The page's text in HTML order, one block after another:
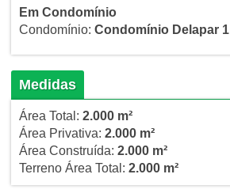
Em Condomínio
Condomínio: Condomínio Delapar 1
Medidas
Área Total: 2.000 m²
Área Privativa: 2.000 m²
Área Construída: 2.000 m²
Terreno Área Total: 2.000 m²